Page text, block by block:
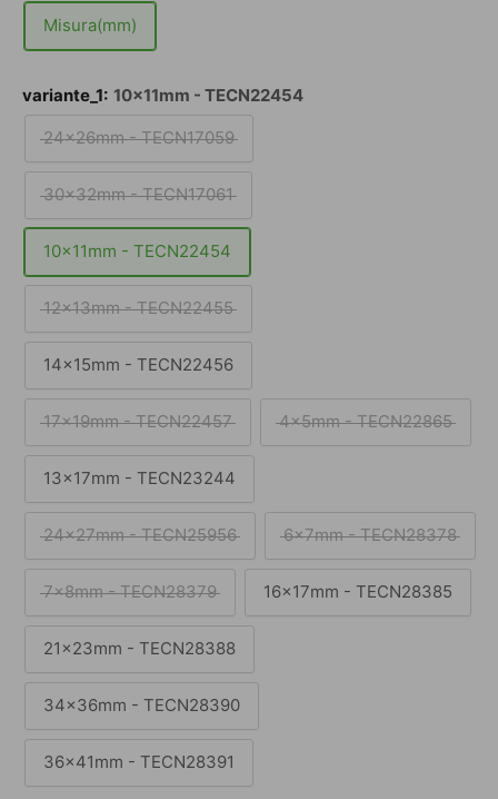
Misura(mm)
variante_1: 10x11mm - TECN22454
24x26mm - TECN17059
30x32mm - TECN17061
10x11mm - TECN22454
12x13mm - TECN22455
14x15mm - TECN22456
17x19mm - TECN22457 4x5mm - TECN22865
13x17mm - TECN23244
24x27mm - TECN25956 6x7mm - TECN28378
7x8mm - TECN28379 16x17mm - TECN28385
21x23mm - TECN28388
34x36mm - TECN28390
36x41mm - TECN28391